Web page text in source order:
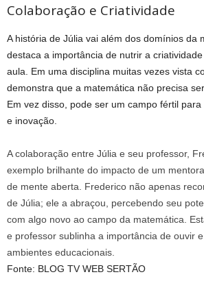
Colaboração e Criatividade
A história de Júlia vai além dos domínios da
destaca a importância de nutrir a
aula. Em uma disciplina muitas vezes vista
demonstra que a matemática não precisa
Em vez disso, pode ser um campo fértil
e inovação.
A colaboração entre Júlia e seu professor,
exemplo brilhante do impacto de um
de mente aberta. Frederico não apenas
de Júlia; ele a abraçou, percebendo seu
com algo novo ao campo da matemática.
e professor sublinha a importância de ouvir
ambientes educacionais.
Fonte: BLOG TV WEB SERTÃO